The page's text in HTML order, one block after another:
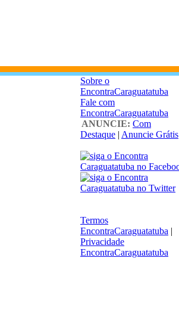
Sobre o
EncontraCaraguatatuba
Fale com
EncontraCaraguatatuba
ANUNCIE: Com
Destaque | Anuncie Grátis
Termos
EncontraCaraguatatuba |
Privacidade
EncontraCaraguatatuba